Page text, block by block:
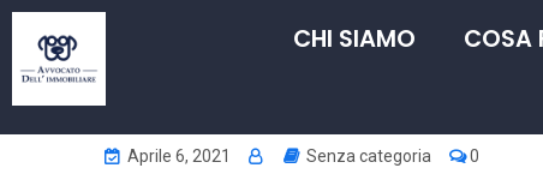
CHI SIAMO COSA
Aprile 6, 2021 Senza categoria 0